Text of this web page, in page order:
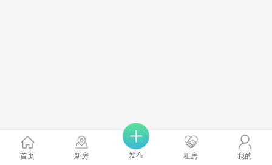
首页 新房 发布 租房 我的